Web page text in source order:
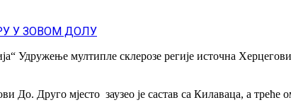
Удружење мултипле склерозе регије источна
До. Друго мјесто заузео је састав са Килаваца, а